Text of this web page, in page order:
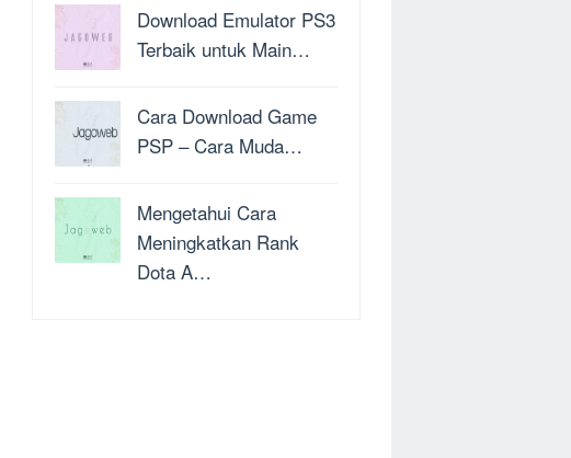
Download Emulator PS3
Terbaik untuk Main…
Cara Download Game
PSP – Cara Muda…
Mengetahui Cara
Meningkatkan Rank
Dota A…